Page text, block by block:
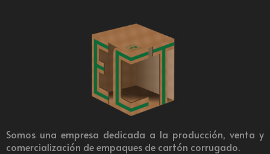
Somos una empresa dedicada a la producción, venta y
comercialización de empaques de cartón corrugado.